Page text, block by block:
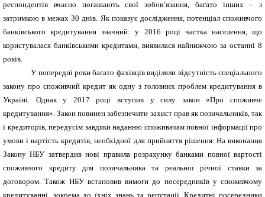
респондентів вчасно погашають свої зобов’язання, багато інших – з
затримкою в межах 30 днів. Як показує дослідження, потенціал споживчого
банківського кредитування значний: у 2016 році частка населення, що
користувалася банківськими кредитами, виявилася найнижчою за останні 8
років.
У попередні роки багато фахівців виділяли відсутність спеціального
закону про споживчий кредит як одну з головних проблем кредитування в
Україні. Однак у 2017 році вступив у силу закон «Про споживче
кредитування». Закон повинен забезпечити захист прав як позичальників, так
і кредиторів, передусім завдяки наданню споживачам повної інформації про
умови і вартість кредитів, необхідної для прийняття рішення. На виконання
Закону НБУ затвердив нові правила розрахунку банками повної вартості
споживчого кредиту для позичальника та реальної річної ставки за
договором. Також НБУ встановив вимоги до посередників у споживчому
кредитуванні, зокрема до їхніх знань та репутації. Кредитні посередники